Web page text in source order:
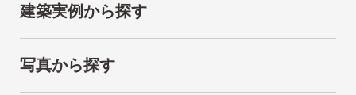
建築実例から探す
写真から探す